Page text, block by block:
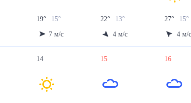
19° 15°
7 м/с
22° 13°
4 м/с
27° 15°
4 м/
14 15 16